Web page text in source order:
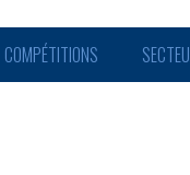
COMPÉTITIONS